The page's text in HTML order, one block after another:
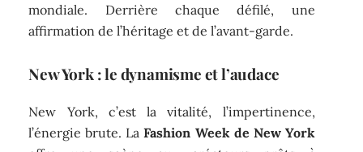
mondiale. Derrière chaque défilé, une
affirmation de l’héritage et de l’avant-garde.
New York : le dynamisme et l’audace
New York, c’est la vitalité, l’impertinence,
l’énergie brute. LaFashion Week de New York